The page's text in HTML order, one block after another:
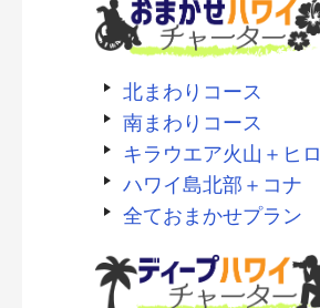
北まわりコース
南まわりコース
キラウエア火山＋ヒロ
ハワイ島北部＋コナ
全ておまかせプラン